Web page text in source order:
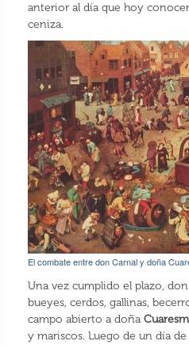
anterior al día que hoy
ceniza.
El combate entre don Carnal y doña
Una vez cumplido el plazo, don
bueyes, cerdos, gallinas,
campo abierto a doña
y mariscos. Luego de un día